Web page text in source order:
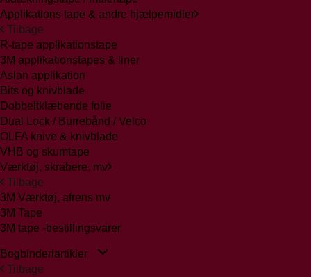
Applikations tape & andre hjælpemidler
Tilbage
R-tape applikationstape
3M applikationstapes & liner
Aslan applikation
Bits og knivblade
Dobbeltklæbende folie
Dual Lock / Burrebånd / Velco
OLFA knive & knivblade
VHB og skumtape
Værktøj, skrabere, mv
Tilbage
3M Værktøj, afrens mv
3M Tape
3M tape -bestillingsvarer
Bogbinderiartikler
Tilbage